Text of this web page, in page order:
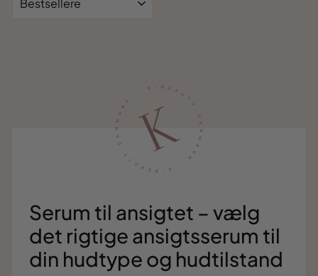
Serum til ansigtet – vælg
det rigtige ansigtsserum til
din hudtype og hudtilstand